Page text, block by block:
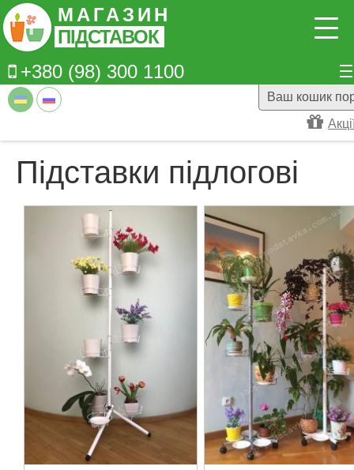
Перейти до основного вмісту
МАГАЗИН
ПІДСТАВОК
+380 (98) 300 1100
Ваш кошик
Підставки підлогові